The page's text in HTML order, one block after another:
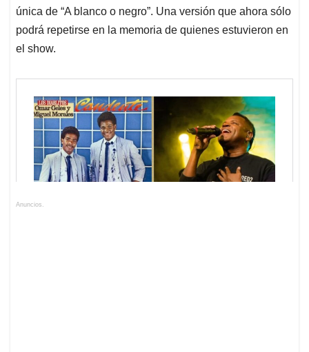
única de “A blanco o negro”. Una versión que ahora sólo
podrá repetirse en la memoria de quienes estuvieron en
el show.
Anuncios.